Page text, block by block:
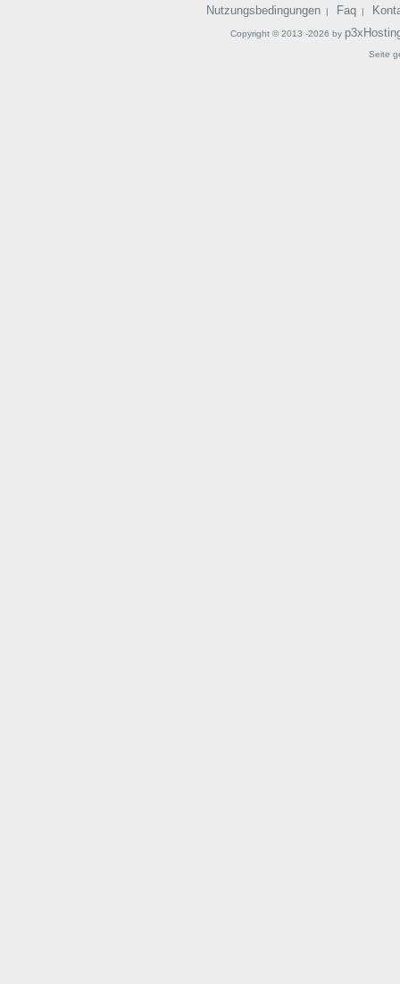
Nutzungsbedingungen | Faq |
Copyright © 2013 -2026 by
Seite